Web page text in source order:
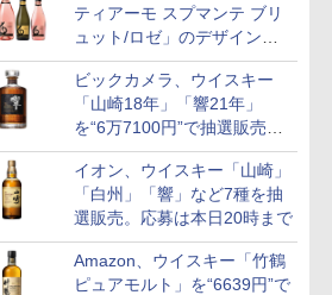
ティアーモ スプマンテ ブリ
ュット/ロゼ」のデザインを
リニューアル。ハーフボトル
も登場
ビックカメラ、ウイスキー
「山崎18年」「響21年」
を“6万7100円”で抽選販売。
店頭で9日まで受付
イオン、ウイスキー「山崎」
「白州」「響」など7種を抽
選販売。応募は本日20時まで
Amazon、ウイスキー「竹鶴
ピュアモルト」を“6639円”で